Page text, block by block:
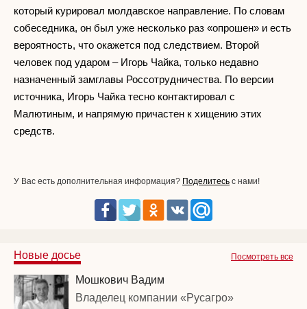
который курировал молдавское направление. По словам
собеседника, он был уже несколько раз «опрошен» и есть
вероятность, что окажется под следствием. Второй
человек под ударом – Игорь Чайка, только недавно
назначенный замглавы Россотрудничества. По версии
источника, Игорь Чайка тесно контактировал с
Малютиным, и напрямую причастен к хищению этих
средств.
У Вас есть дополнительная информация? Поделитесь с нами!
Посмотреть все
Новые досье
Мошкович Вадим
Владелец компании «Русагро»